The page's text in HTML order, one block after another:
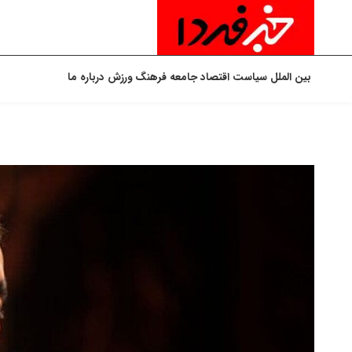
بین الملل سیاست اقتصادجامعه فرهنگورزش درباره ما